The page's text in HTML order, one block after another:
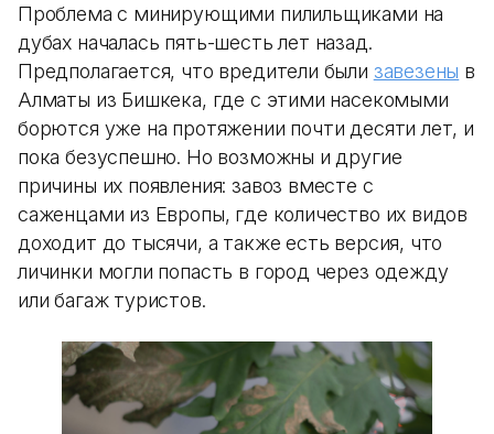
Проблема с минирующими пилильщиками на
дубах началась пять-шесть лет назад.
Предполагается, что вредители были завезены в
Алматы из Бишкека, где с этими насекомыми
борются уже на протяжении почти десяти лет, и
пока безуспешно. Но возможны и другие
причины их появления: завоз вместе с
саженцами из Европы, где количество их видов
доходит до тысячи, а также есть версия, что
личинки могли попасть в город через одежду
или багаж туристов.